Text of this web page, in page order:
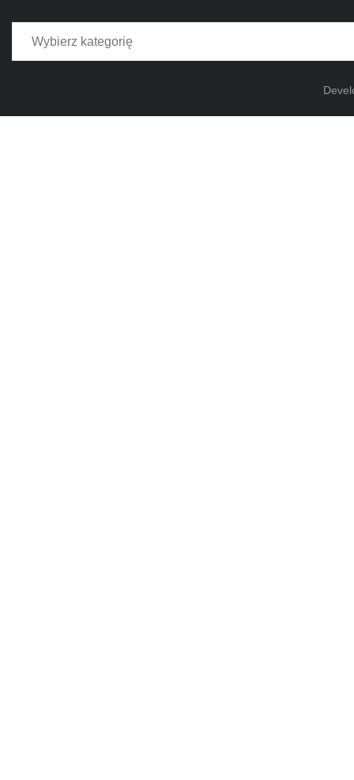
Kategorie